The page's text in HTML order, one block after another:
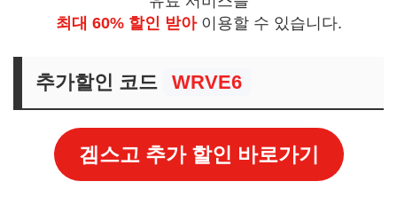
최대 60% 할인 받아이용할 수 있습니다.
추가할인 코드 WRVE6
겜스고 추가 할인 바로가기